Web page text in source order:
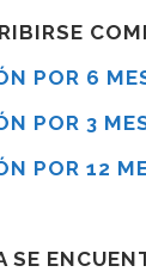
POR 6
POR 3
POR 12
SE